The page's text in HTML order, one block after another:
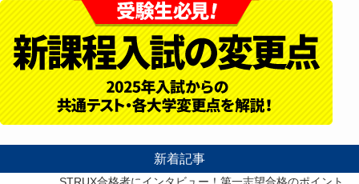
新着記事
STRUX合格者にインタビュー！第一志望合格のポイント